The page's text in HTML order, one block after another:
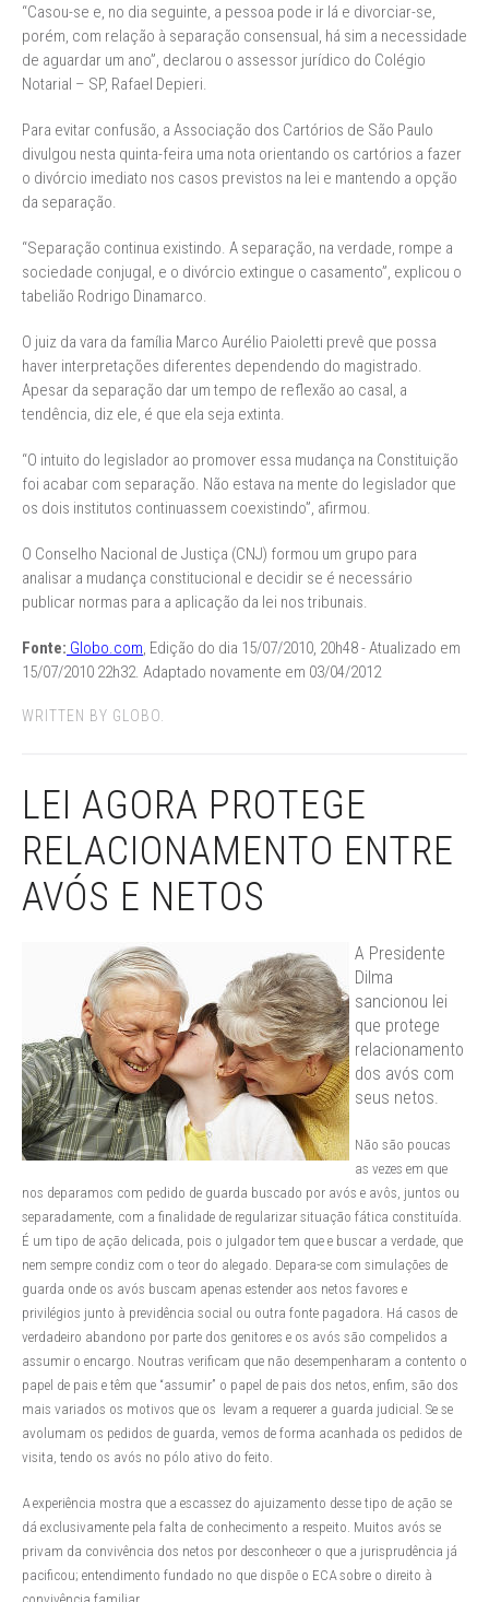
“Casou-se e, no dia seguinte, a pessoa pode ir lá e divorciar-se,
porém, com relação à separação consensual, há sim a necessidade
de aguardar um ano”, declarou o assessor jurídico do Colégio
Notarial – SP, Rafael Depieri.
Para evitar confusão, a Associação dos Cartórios de São Paulo
divulgou nesta quinta-feira uma nota orientando os cartórios a fazer
o divórcio imediato nos casos previstos na lei e mantendo a opção
da separação.
“Separação continua existindo. A separação, na verdade, rompe a
sociedade conjugal, e o divórcio extingue o casamento”, explicou o
tabelião Rodrigo Dinamarco.
O juiz da vara da família Marco Aurélio Paioletti prevê que possa
haver interpretações diferentes dependendo do magistrado.
Apesar da separação dar um tempo de reflexão ao casal, a
tendência, diz ele, é que ela seja extinta.
“O intuito do legislador ao promover essa mudança na Constituição
foi acabar com separação. Não estava na mente do legislador que
os dois institutos continuassem coexistindo”, afirmou.
O Conselho Nacional de Justiça (CNJ) formou um grupo para
analisar a mudança constitucional e decidir se é necessário
publicar normas para a aplicação da lei nos tribunais.
Fonte: Globo.com, Edição do dia 15/07/2010, 20h48 - Atualizado em
15/07/2010 22h32. Adaptado novamente em 03/04/2012
WRITTEN BY GLOBO.
LEI AGORA PROTEGE
RELACIONAMENTO ENTRE
AVÓS E NETOS
A Presidente
Dilma
sancionou lei
que protege
relacionamento
dos avós com
seus netos.
Não são poucas
as vezes em que
nos deparamos com pedido de guarda buscado por avós e avôs, juntos ou
separadamente, com a finalidade de regularizar situação fática constituída.
É um tipo de ação delicada, pois o julgador tem que e buscar a verdade, que
nem sempre condiz com o teor do alegado. Depara-se com simulações de
guarda onde os avós buscam apenas estender aos netos favores e
privilégios junto à previdência social ou outra fonte pagadora. Há casos de
verdadeiro abandono por parte dos genitores e os avós são compelidos a
assumir o encargo. Noutras verificam que não desempenharam a contento o
papel de pais e têm que “assumir” o papel de pais dos netos, enfim, são dos
mais variados os motivos que os levam a requerer a guarda judicial. Se se
avolumam os pedidos de guarda, vemos de forma acanhada os pedidos de
visita, tendo os avós no pólo ativo do feito.
A experiência mostra que a escassez do ajuizamento desse tipo de ação se
dá exclusivamente pela falta de conhecimento a respeito. Muitos avós se
privam da convivência dos netos por desconhecer o que a jurisprudência já
pacificou; entendimento fundado no que dispõe o ECA sobre o direito à